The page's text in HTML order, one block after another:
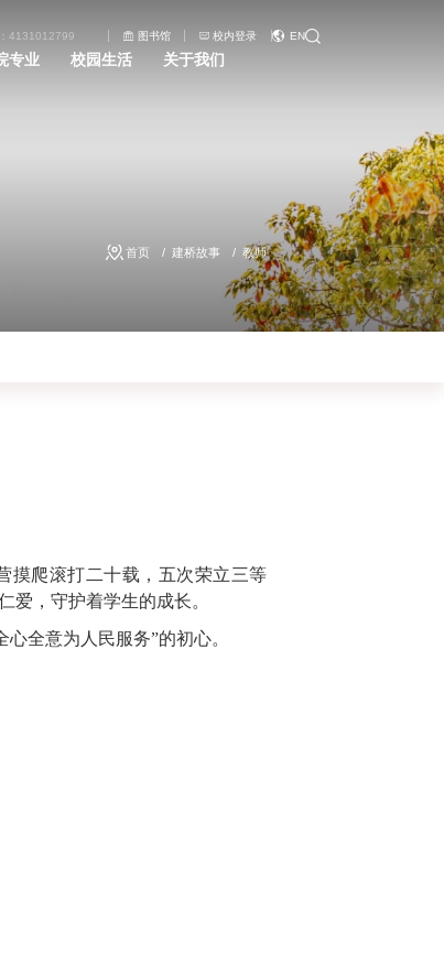
4131012799 图书馆 校内登录 EN
专业 校园生活 关于我们
首页 建桥故事 教师
摸爬滚打二十载，五次荣立三等
爱，守护着学生的成长。
全意为人民服务”的初心。